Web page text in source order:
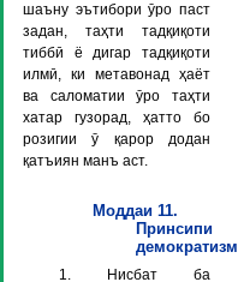
шаъну эътибори ӯро паст
задан, таҳти тадқиқоти
тиббӣ ё дигар тадқиқоти
илмӣ, ки метавонад ҳаёт
ва саломатии ӯро таҳти
хатар гузорад, ҳатто бо
розигии ӯ қарор додан
қатъиян манъ аст.
Моддаи 11.
Принсипи
демократизм
1. Нисбат ба